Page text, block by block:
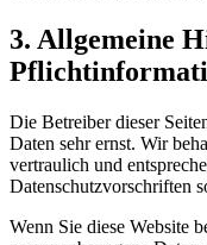
3. Allgemeine
Die Betreiber dieser
Daten sehr ernst. Wir
vertraulich und
Datenschutzvorschriften
Wenn Sie diese Website